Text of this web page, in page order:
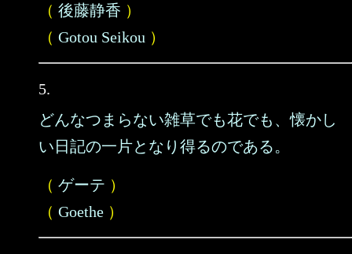
（ 後藤静香 ）
（ Gotou Seikou ）
5.
どんなつまらない雑草でも花でも、懐かし
い日記の一片となり得るのである。
（ ゲーテ ）
（ Goethe ）